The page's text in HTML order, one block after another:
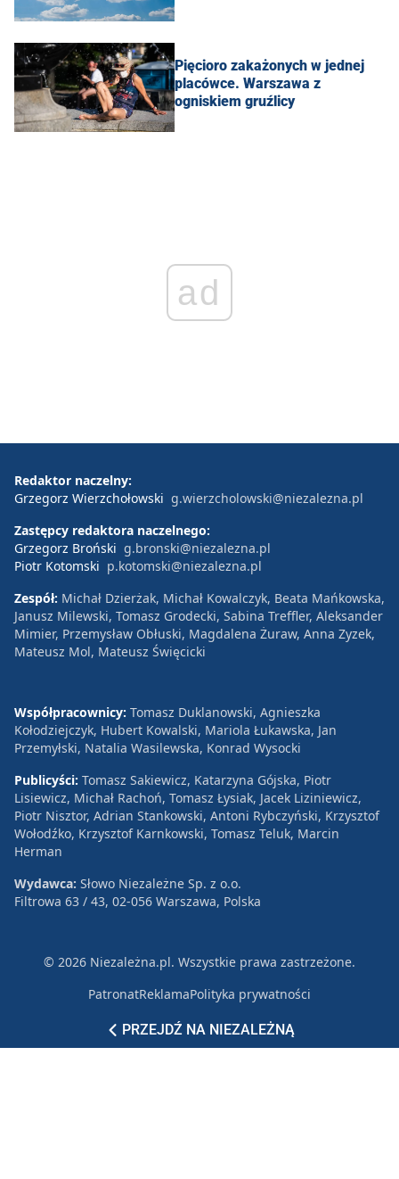
Pięcioro zakażonych w jednej
placówce. Warszawa z
ogniskiem gruźlicy
ad
PRZEJDŹ NA NIEZALEŻNĄ
Redaktor naczelny:
Grzegorz Wierzchołowski g.wierzcholowski@niezalezna.pl
Zastępcy redaktora naczelnego:
Grzegorz Broński g.bronski@niezalezna.pl
Piotr Kotomski p.kotomski@niezalezna.pl
Zespół: Michał Dzierżak, Michał Kowalczyk, Beata Mańkowska,
Janusz Milewski, Tomasz Grodecki, Sabina Treffler, Aleksander
Mimier, Przemysław Obłuski, Magdalena Żuraw, Anna Zyzek,
Mateusz Mol, Mateusz Święcicki
Współpracownicy: Tomasz Duklanowski, Agnieszka
Kołodziejczyk, Hubert Kowalski, Mariola Łukawska, Jan
Przemyłski, Natalia Wasilewska, Konrad Wysocki
Publicyści: Tomasz Sakiewicz, Katarzyna Gójska, Piotr
Lisiewicz, Michał Rachoń, Tomasz Łysiak, Jacek Liziniewicz,
Piotr Nisztor, Adrian Stankowski, Antoni Rybczyński, Krzysztof
Wołodźko, Krzysztof Karnkowski, Tomasz Teluk, Marcin
Herman
Wydawca: Słowo Niezależne Sp. z o.o.
Filtrowa 63 / 43, 02-056 Warszawa, Polska
© 2026 Niezależna.pl. Wszystkie prawa zastrzeżone.
PatronatReklamaPolityka prywatności